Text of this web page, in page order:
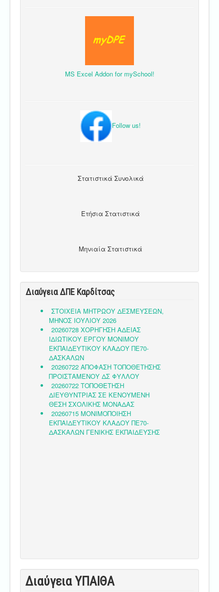
MS Excel Addon for mySchool!
Follow us!
Στατιστικά Συνολικά
Ετήσια Στατιστικά
Μηνιαία Στατιστικά
Διαύγεια ΔΠΕ Καρδίτσας
Διαύγεια ΥΠΑΙΘA